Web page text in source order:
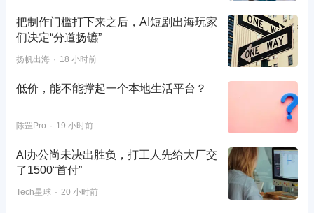
把制作门槛打下来之后，AI短剧出海玩家
们决定“分道扬镳”
扬帆出海 18 小时前
低价，能不能撑起一个本地生活平台？
陈罡Pro 19 小时前
AI办公尚未决出胜负，打工人先给大厂交
了1500“首付”
Tech星球 20 小时前